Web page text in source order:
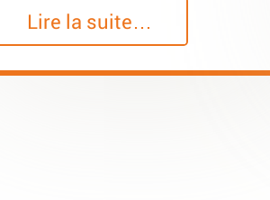
Lire la suite…